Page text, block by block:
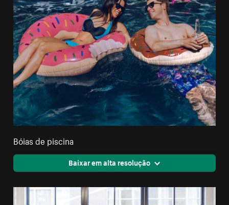
Bóias de piscina
Baixar em alta resolução